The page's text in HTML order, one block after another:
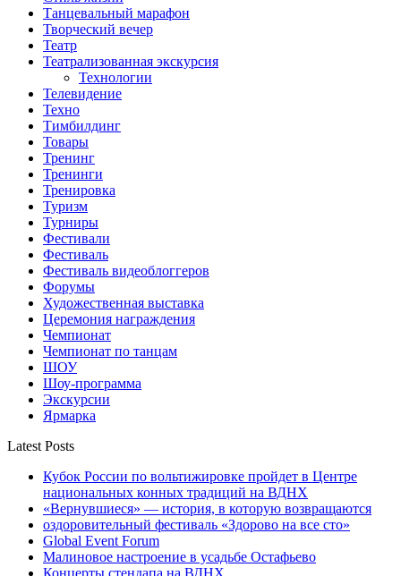
Танцевальный марафон
Творческий вечер
Театр
Театрализованная экскурсия
Технологии
Телевидение
Техно
Тимбилдинг
Товары
Тренинг
Тренинги
Тренировка
Туризм
Турниры
Фестивали
Фестиваль
Фестиваль видеоблоггеров
Форумы
Художественная выставка
Церемония награждения
Чемпионат
Чемпионат по танцам
ШОУ
Шоу-программа
Экскурсии
Ярмарка
Latest Posts
Кубок России по вольтижировке пройдет в Центре
национальных конных традиций на ВДНХ
«Вернувшиеся» — история, в которую возвращаются
оздоровительный фестиваль «Здорово на все сто»
Global Event Forum
Малиновое настроение в усадьбе Остафьево
Концерты стендапа на ВДНХ